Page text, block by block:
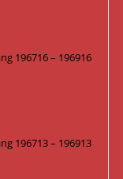
196716 – 196916
196713 – 196913